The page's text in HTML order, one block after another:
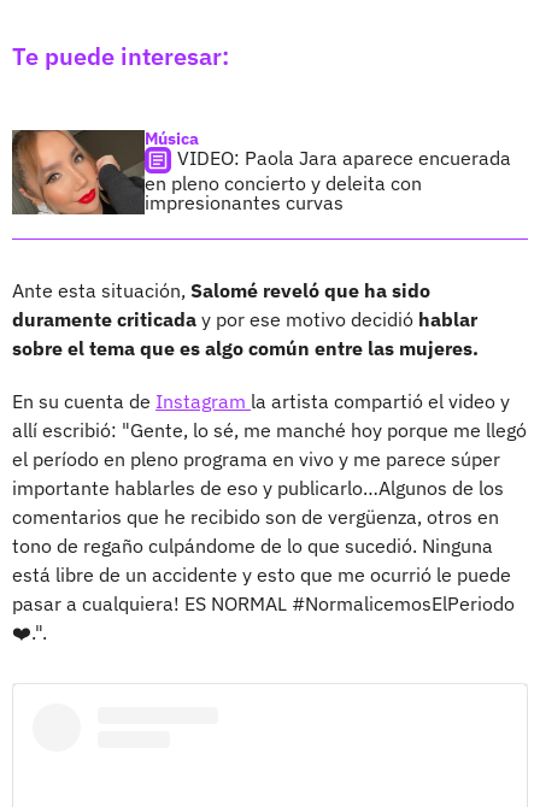
Te puede interesar:
Música
VIDEO: Paola Jara aparece encuerada
en pleno concierto y deleita con
impresionantes curvas
Ante esta situación, Salomé reveló que ha sido
duramente criticada y por ese motivo decidió hablar
sobre el tema que es algo común entre las mujeres.
En su cuenta de Instagram la artista compartió el video y
allí escribió: "Gente, lo sé, me manché hoy porque me llegó
el período en pleno programa en vivo y me parece súper
importante hablarles de eso y publicarlo…Algunos de los
comentarios que he recibido son de vergüenza, otros en
tono de regaño culpándome de lo que sucedió. Ninguna
está libre de un accidente y esto que me ocurrió le puede
pasar a cualquiera! ES NORMAL #NormalicemosElPeriodo
❤️.".